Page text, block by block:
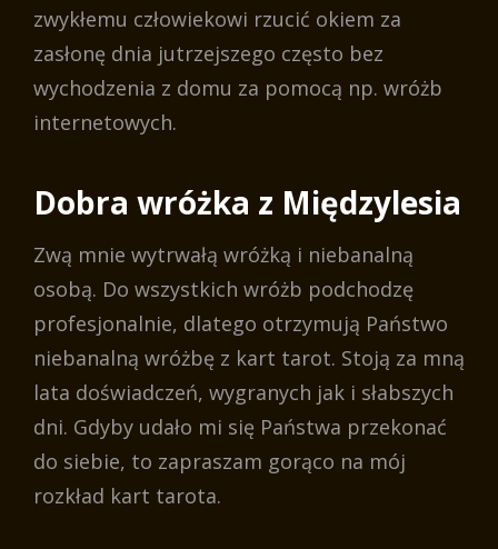
zwykłemu człowiekowi rzucić okiem za
zasłonę dnia jutrzejszego często bez
wychodzenia z domu za pomocą np. wróżb
internetowych.
Dobra wróżka z Międzylesia
Zwą mnie wytrwałą wróżką i niebanalną
osobą. Do wszystkich wróżb podchodzę
profesjonalnie, dlatego otrzymują Państwo
niebanalną wróżbę z kart tarot. Stoją za mną
lata doświadczeń, wygranych jak i słabszych
dni. Gdyby udało mi się Państwa przekonać
do siebie, to zapraszam gorąco na mój
rozkład kart tarota.